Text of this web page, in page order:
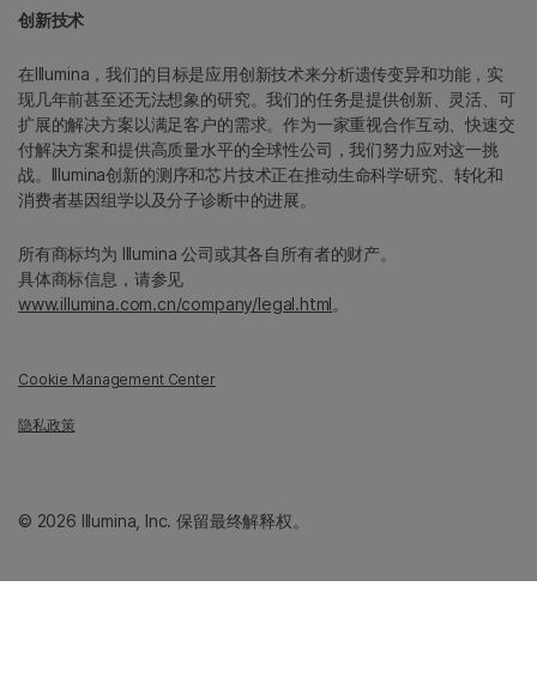
创新技术
在Illumina，我们的目标是应用创新技术来分析遗传变异和功能，实
现几年前甚至还无法想象的研究。我们的任务是提供创新、灵活、可
扩展的解决方案以满足客户的需求。作为一家重视合作互动、快速交
付解决方案和提供高质量水平的全球性公司，我们努力应对这一挑
战。Illumina创新的测序和芯片技术正在推动生命科学研究、转化和
消费者基因组学以及分子诊断中的进展。
所有商标均为 Illumina 公司或其各自所有者的财产。
具体商标信息，请参见
www.illumina.com.cn/company/legal.html。
Cookie Management Center
隐私政策
© 2026 Illumina, Inc. 保留最终解释权。